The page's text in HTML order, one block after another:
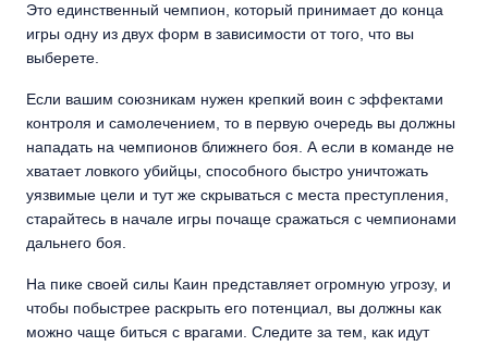
Это единственный чемпион, который принимает до конца
игры одну из двух форм в зависимости от того, что вы
выберете.
Если вашим союзникам нужен крепкий воин с эффектами
контроля и самолечением, то в первую очередь вы должны
нападать на чемпионов ближнего боя. А если в команде не
хватает ловкого убийцы, способного быстро уничтожать
уязвимые цели и тут же скрываться с места преступления,
старайтесь в начале игры почаще сражаться с чемпионами
дальнего боя.
На пике своей силы Каин представляет огромную угрозу, и
чтобы побыстрее раскрыть его потенциал, вы должны как
можно чаще биться с врагами. Следите за тем, как идут